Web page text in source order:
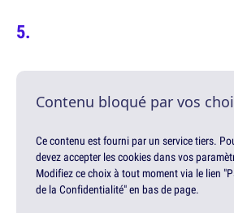
Contenu bloqué par vos
Ce contenu est fourni par un service tiers.
devez accepter les cookies dans vos
Modifiez ce choix à tout moment via le lien
de la Confidentialité" en bas de page.